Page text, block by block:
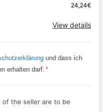
24,24€
View details
und dass ich
erhalten darf. *
of the seller are to be